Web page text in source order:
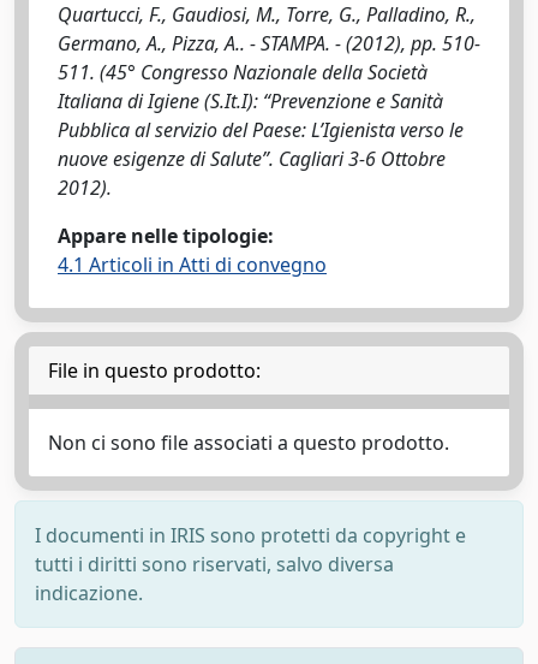
Quartucci, F., Gaudiosi, M., Torre, G., Palladino, R.,
Germano, A., Pizza, A.. - STAMPA. - (2012), pp. 510-
511. (45° Congresso Nazionale della Società
Italiana di Igiene (S.It.I): “Prevenzione e Sanità
Pubblica al servizio del Paese: L’Igienista verso le
nuove esigenze di Salute”. Cagliari 3-6 Ottobre
2012).
Appare nelle tipologie:
4.1 Articoli in Atti di convegno
File in questo prodotto:
Non ci sono file associati a questo prodotto.
I documenti in IRIS sono protetti da copyright e
tutti i diritti sono riservati, salvo diversa
indicazione.